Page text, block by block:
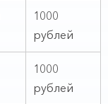
1000
рублей
1000
рублей